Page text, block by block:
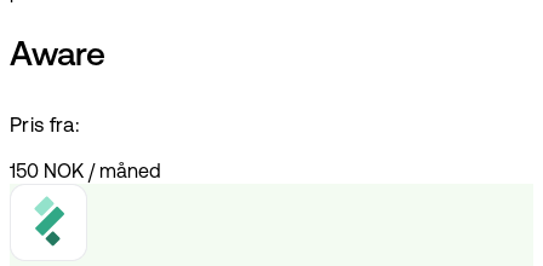
Aware
Pris fra:
150 NOK / måned